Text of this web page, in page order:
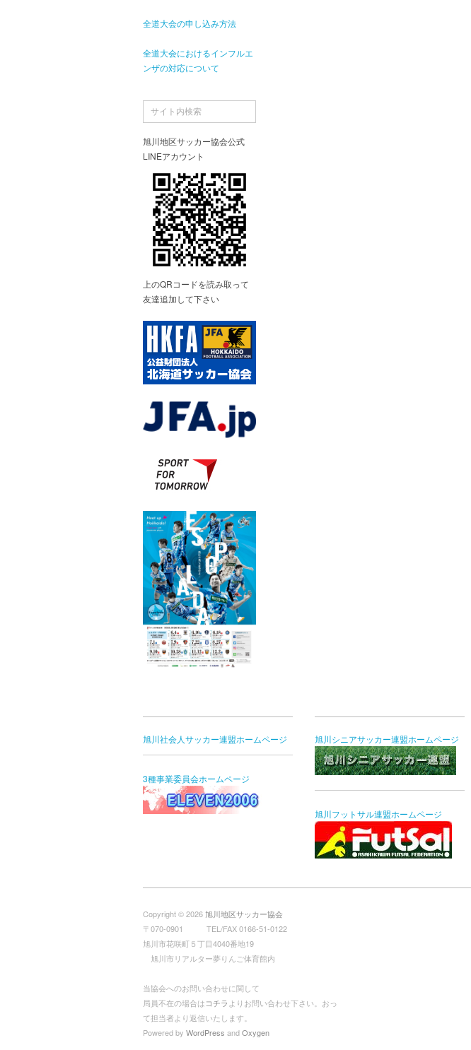
全道大会の申し込み方法
全道大会におけるインフルエ
ンザの対応について
旭川地区サッカー協会公式
LINEアカウント
上のQRコードを読み取って
友達追加して下さい
旭川社会人サッカー連盟ホームページ
3種事業委員会ホームページ
旭川シニアサッカー連盟ホームページ
旭川フットサル連盟ホームページ
Copyright © 2026旭川地区サッカー協会
〒070-0901 TEL/FAX 0166-51-0122
旭川市花咲町５丁目4040番地19
旭川市リアルター夢りんご体育館内
当協会へのお問い合わせに関して
局員不在の場合はコチラ よりお問い合わせ下さい。おっ
て担当者より返信いたします。
Powered by WordPress andOxygen